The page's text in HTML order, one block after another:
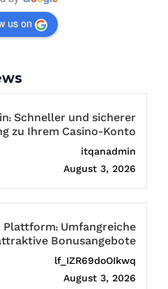
us on
Schneller und sicherer
zu Ihrem Casino-Konto
itqanadmin
August 3, 2026
Plattform: Umfangreiche
Bonusangebote
lf_IZR69doOIkwq
August 3, 2026